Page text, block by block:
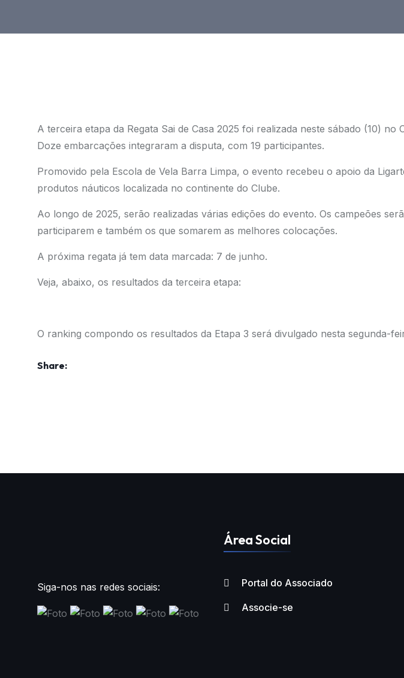
A terceira etapa da Regata Sai de Casa 2025 foi realizada neste sábado (10) no
Doze embarcações integraram a disputa, com 19 participantes.
Promovido pela Escola de Vela Barra Limpa, o evento recebeu o apoio da
produtos náuticos localizada no continente do Clube.
Ao longo de 2025, serão realizadas várias edições do evento. Os campeões
participarem e também os que somarem as melhores colocações.
A próxima regata já tem data marcada: 7 de junho.
Veja, abaixo, os resultados da terceira etapa:
O ranking compondo os resultados da Etapa 3 será divulgado nesta segunda-
Share:
Siga-nos nas redes sociais:
Área Social
Portal do Associado
Associe-se